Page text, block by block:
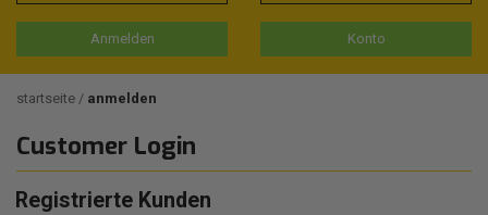
Anmelden Konto
startseite anmelden
Customer Login
Registrierte Kunden